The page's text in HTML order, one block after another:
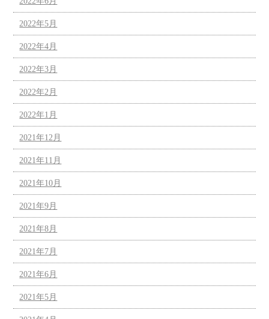
2022年5月
2022年4月
2022年3月
2022年2月
2022年1月
2021年12月
2021年11月
2021年10月
2021年9月
2021年8月
2021年7月
2021年6月
2021年5月